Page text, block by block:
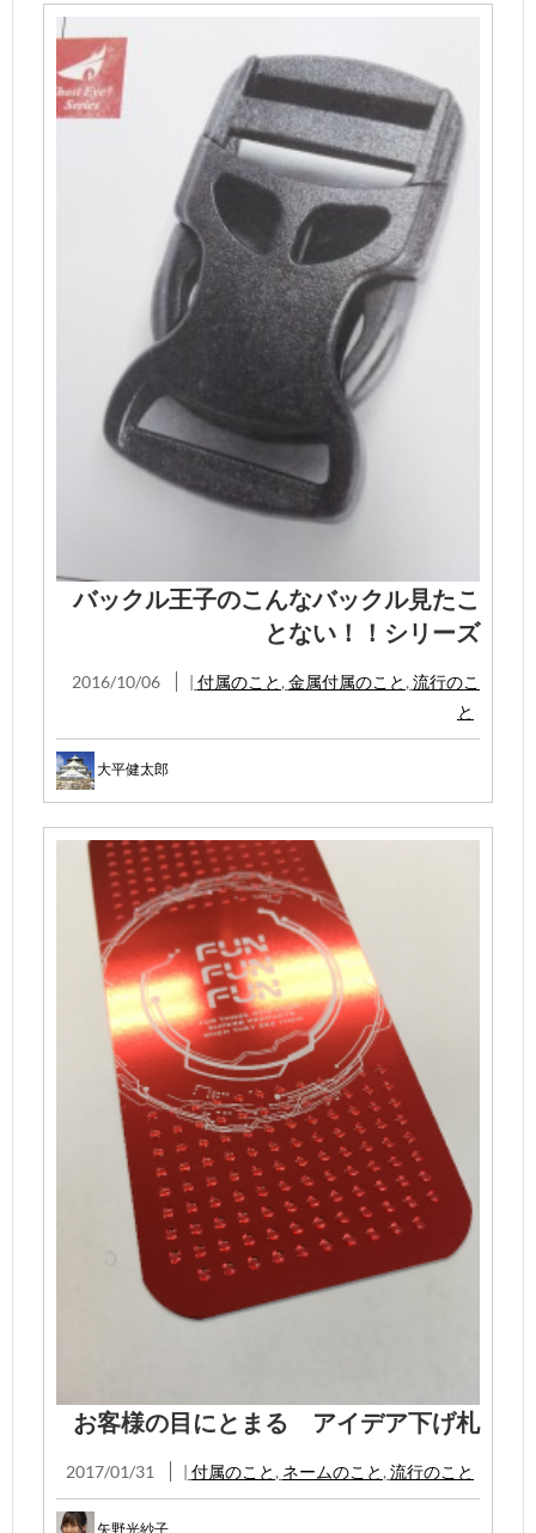
バックル王子のこんなバックル見たこ
とない！！シリーズ
2016/10/06 | 付属のこと , 金属付属のこと , 流行のこ
と
大平健太郎
お客様の目にとまる アイデア下げ札
2017/01/31 | 付属のこと , ネームのこと , 流行のこと
矢野光紗子